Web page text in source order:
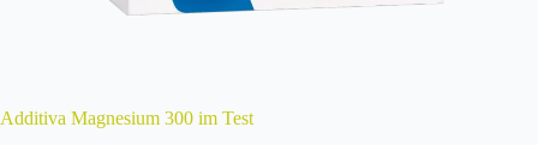
Additiva Magnesium 300 im Test